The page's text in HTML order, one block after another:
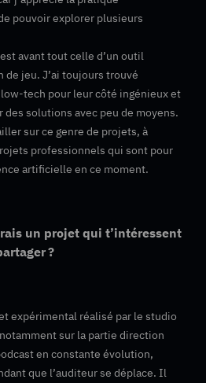
pouvoir explorer plusieurs
avant tout celle d’un outil
de jeu. J’ai toujours trouvé
tech pour leur côté ingénieux et
solutions avec peu de moyens.
sur ce genre de projets, à
professionnels qui sont pour
artificielle en ce moment.
un projet qui t’intéressent
?
expérimental réalisé par le studio
sur la partie direction
en constante évolution,
que l’auditeur se déplace. Il